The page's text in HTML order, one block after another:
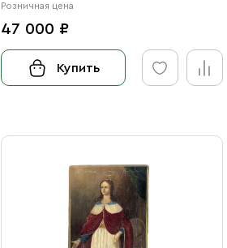
Розничная цена
47 000 ₽
Купить